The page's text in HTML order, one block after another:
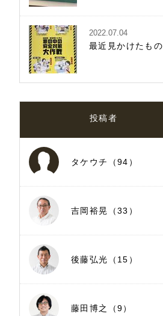
2022.07.04
最近見かけたもの
投稿者
タケウチ（94）
吉岡裕晃（33）
後藤弘光（15）
藤田博之（9）